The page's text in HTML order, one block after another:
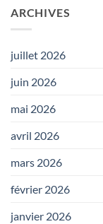
ARCHIVES
juillet 2026
juin 2026
mai 2026
avril 2026
mars 2026
février 2026
janvier 2026